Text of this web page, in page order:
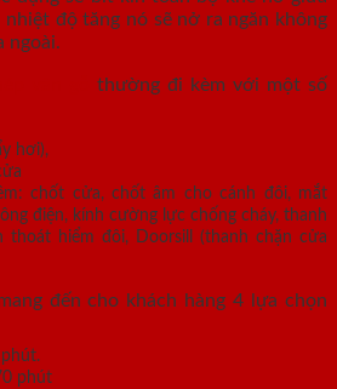
độ tăng nó sẽ nở ra ngăn không
ngoài.
thường đi kèm với một số
hơi),
chốt cửa, chốt âm cho cánh đôi, mắt
điện, kính cường lực chống cháy, thanh
thoát hiểm đôi, Doorsill (thanh chặn cửa
đến cho khách hàng 4 lựa chọn
phút